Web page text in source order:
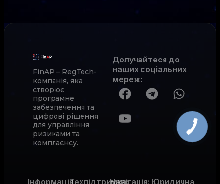
FinAP – RegTech-
компанія, яка
створює
програмне
забезпечення та
цифрові рішення
для управління
ризиками та
комплаєнсу.
Долучайтеся до
наших соціальних
мереж:
ІнформаціяТехпідтримка:Навігація: Юридична